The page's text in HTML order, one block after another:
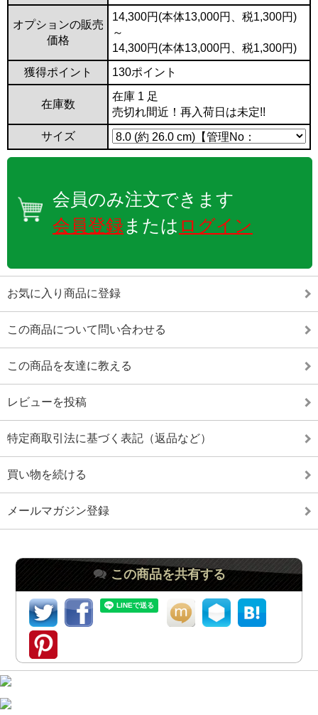
オプションの販売
価格
14,300円(本体13,000円、税1,300円)
～
14,300円(本体13,000円、税1,300円)
獲得ポイント
130ポイント
在庫数
在庫 1 足
売切れ間近！再入荷日は未定!!
サイズ
会員のみ注文できます
会員登録または ログイン
お気に入り商品に登録
この商品について問い合わせる
この商品を友達に教える
レビューを投稿
特定商取引法に基づく表記（返品など）
買い物を続ける
メールマガジン登録
この商品を共有する